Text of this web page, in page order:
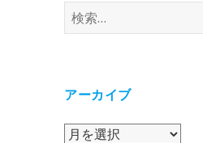
検
索:
アーカイブ
ア